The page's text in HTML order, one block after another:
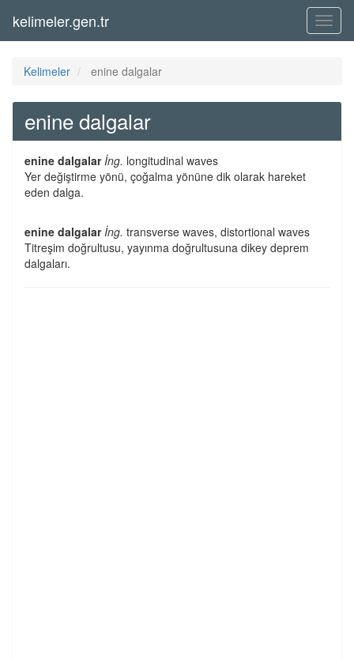
Menü
kelimeler.gen.tr
Kelimeler enine dalgalar
enine dalgalar
enine dalgalarİng. longitudinal waves
Yer değiştirme yönü, çoğalma yönüne dik olarak hareket
eden dalga.
enine dalgalarİng. transverse waves, distortional waves
Titreşim doğrultusu, yayınma doğrultusuna dikey deprem
dalgaları.